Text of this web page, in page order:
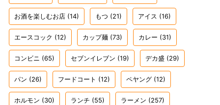
お酒を楽しむお店 (14) もつ (21) アイス (16)
エースコック (12) カップ麺 (73) カレー (31)
コンビニ (65) セブンイレブン (19) デカ盛 (29)
パン (26) フードコート (12) ペヤング (12)
ホルモン (30) ランチ (55) ラーメン (257)